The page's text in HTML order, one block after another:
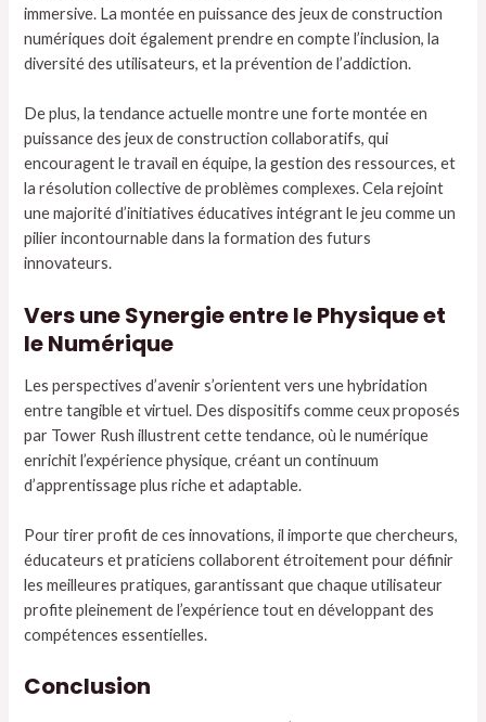
immersive. La montée en puissance des jeux de construction
numériques doit également prendre en compte l’inclusion, la
diversité des utilisateurs, et la prévention de l’addiction.
De plus, la tendance actuelle montre une forte montée en
puissance des jeux de construction collaboratifs, qui
encouragent le travail en équipe, la gestion des ressources, et
la résolution collective de problèmes complexes. Cela rejoint
une majorité d’initiatives éducatives intégrant le jeu comme un
pilier incontournable dans la formation des futurs
innovateurs.
Vers une Synergie entre le Physique et
le Numérique
Les perspectives d’avenir s’orientent vers une hybridation
entre tangible et virtuel. Des dispositifs comme ceux proposés
par Tower Rush illustrent cette tendance, où le numérique
enrichit l’expérience physique, créant un continuum
d’apprentissage plus riche et adaptable.
Pour tirer profit de ces innovations, il importe que chercheurs,
éducateurs et praticiens collaborent étroitement pour définir
les meilleures pratiques, garantissant que chaque utilisateur
profite pleinement de l’expérience tout en développant des
compétences essentielles.
Conclusion